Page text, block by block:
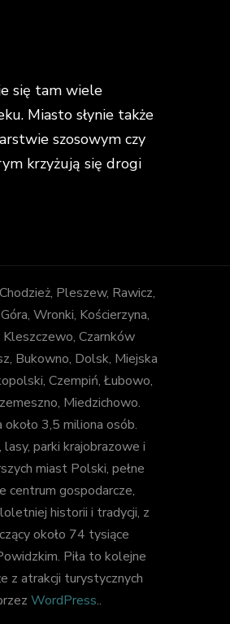
się tam wiele
Miasto słynie także
szosowym czy
krzyżują się drogi
Pleszew, Rawicz,
Wronki, Kościerzyna,
Czarnków
Bukowno, Dolsk, Miejska
Czempiń, Łubowo,
Miedzichowo.
3,5 miliona osób.
parki krajobrazowe i
miast Polski, pełne
centrum gospodarcze,
historii i tradycji, z
około 74 tysiące
Piła to kolejne
z atrakcji turystycznych
WordPress..